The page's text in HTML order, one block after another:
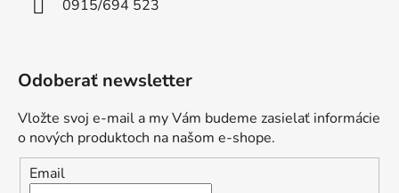
0915/694 523
Odoberať newsletter
Vložte svoj e-mail a my Vám budeme zasielať informácie
o nových produktoch na našom e-shope.
Email